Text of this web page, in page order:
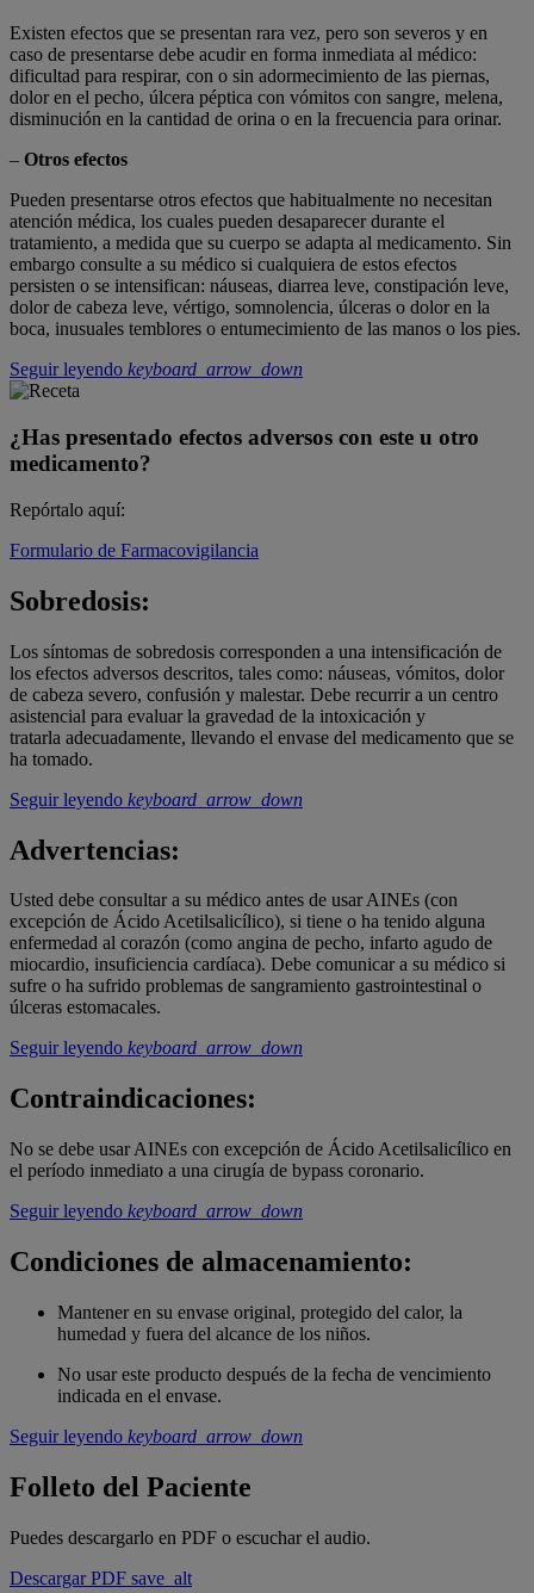
Existen efectos que se presentan rara vez, pero son severos y en
caso de presentarse debe acudir en forma inmediata al médico:
dificultad para respirar, con o sin adormecimiento de las piernas,
dolor en el pecho, úlcera péptica con vómitos con sangre, melena,
disminución en la cantidad de orina o en la frecuencia para orinar.
– Otros efectos
Pueden presentarse otros efectos que habitualmente no necesitan
atención médica, los cuales pueden desaparecer durante el
tratamiento, a medida que su cuerpo se adapta al medicamento. Sin
embargo consulte a su médico si cualquiera de estos efectos
persisten o se intensifican: náuseas, diarrea leve, constipación leve,
dolor de cabeza leve, vértigo, somnolencia, úlceras o dolor en la
boca, inusuales temblores o entumecimiento de las manos o los pies.
Seguir leyendo keyboard_arrow_down
¿Has presentado efectos adversos con este u otro
medicamento?
Repórtalo aquí:
Formulario de Farmacovigilancia
Sobredosis:
Los síntomas de sobredosis corresponden a una intensificación de
los efectos adversos descritos, tales como: náuseas, vómitos, dolor
de cabeza severo, confusión y malestar. Debe recurrir a un centro
asistencial para evaluar la gravedad de la intoxicación y
tratarla adecuadamente, llevando el envase del medicamento que se
ha tomado.
Seguir leyendo keyboard_arrow_down
Advertencias:
Usted debe consultar a su médico antes de usar AINEs (con
excepción de Ácido Acetilsalicílico), si tiene o ha tenido alguna
enfermedad al corazón (como angina de pecho, infarto agudo de
miocardio, insuficiencia cardíaca). Debe comunicar a su médico si
sufre o ha sufrido problemas de sangramiento gastrointestinal o
úlceras estomacales.
Seguir leyendo keyboard_arrow_down
Contraindicaciones:
No se debe usar AINEs con excepción de Ácido Acetilsalicílico en
el período inmediato a una cirugía de bypass coronario.
Seguir leyendo keyboard_arrow_down
Condiciones de almacenamiento:
Mantener en su envase original, protegido del calor, la
humedad y fuera del alcance de los niños.
No usar este producto después de la fecha de vencimiento
indicada en el envase.
Seguir leyendo keyboard_arrow_down
Folleto del Paciente
Puedes descargarlo en PDF o escuchar el audio.
Descargar PDF save_alt